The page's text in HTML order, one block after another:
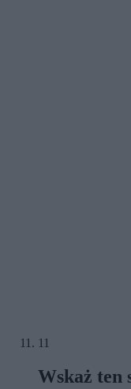
11
Wskaż ten